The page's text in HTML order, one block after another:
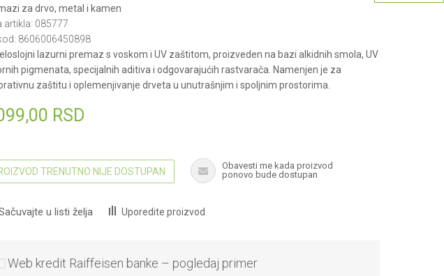
za drvo, metal i kamen
artikla: 085777
8606006450898
lazurni premaz s voskom i UV zaštitom, proizveden na bazi alkidnih smola, UV
pigmenata, specijalnih aditiva i odgovarajućih rastvarača. Namenjen je za
zaštitu i oplemenjivanje drveta u unutrašnjim i spoljnim prostorima.
RSD
TRENUTNO NIJE DOSTUPAN
Obavesti me kada proizvod
ponovo bude dostupan
u listi želja Uporedite proizvod
Web kredit Raiffeisen banke – pogledaj primer